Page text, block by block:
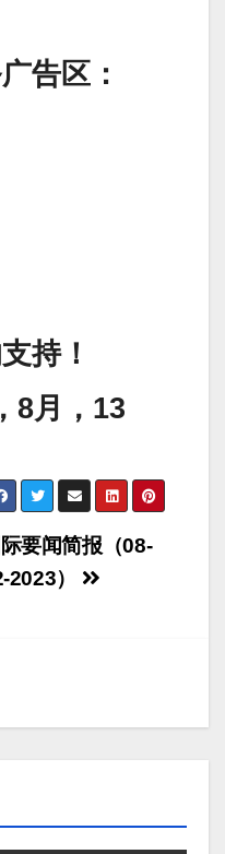
告区：
持！
8月，13
要闻简报（08-
2023）